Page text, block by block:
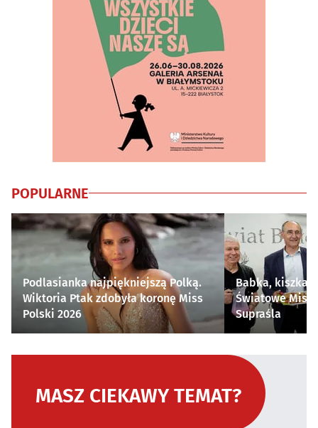
POPULARNE
Podlasianka najpiękniejszą Polką.
Wiktoria Ptak zdobyła koronę Miss
Polski 2026
Babka, kiszka i
Światowe
Supraśla
MASZ CIEKAWY TEMAT?